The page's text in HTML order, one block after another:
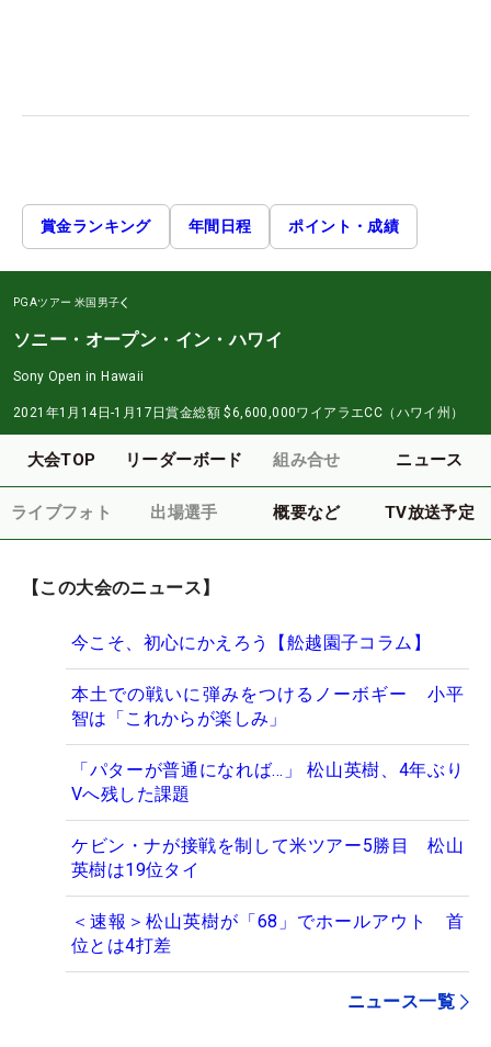
賞金ランキング 年間日程 ポイント・成績
PGAツアー 米国男子
ソニー・オープン・イン・ハワイ
Sony Open in Hawaii
2021年1月14日-1月17日賞金総額 $6,600,000ワイアラエCC（ハワイ州）
大会TOP リーダーボード 組み合せ ニュース
ライブフォト 出場選手 概要など TV放送予定
【この大会のニュース】
今こそ、初心にかえろう【舩越園子コラム】
本土での戦いに弾みをつけるノーボギー 小平
智は「これからが楽しみ」
「パターが普通になれば…」 松山英樹、4年ぶり
Vへ残した課題
ケビン・ナが接戦を制して米ツアー5勝目 松山
英樹は19位タイ
＜速報＞松山英樹が「68」でホールアウト 首
位とは4打差
ニュース一覧